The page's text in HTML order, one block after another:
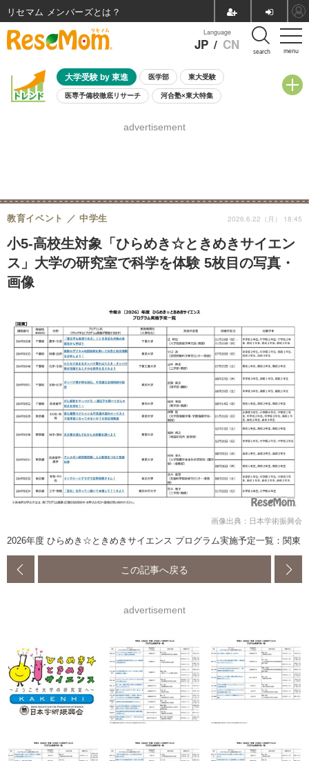
menu
Language
JP / CN search
大学受験 by 東進 医学部 東大受験
医専予備校徹底リサーチ 河合塾×東大特集
8月開催学校説明会・相談会
advertisement
小5-高校生対象「ひらめき☆ときめきサイエン
ス」大学の研究室で科学を体験 5枚目の写真・
画像
教育イベント 中学生 2026.6.22（月） 18:45
画像出典：日本学術振興会
2026年度 ひらめき☆ときめきサイエンス プログラム実施予定一覧：関東
この記事へ戻る
advertisement
リセマム メンバーズ